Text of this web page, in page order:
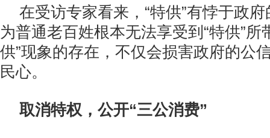
在受访专家看来，“特供”有悖于政
为普通老百姓根本无法享受到“特供”所
供”现象的存在，不仅会损害政府的公
民心。
取消特权，公开“三公消费”